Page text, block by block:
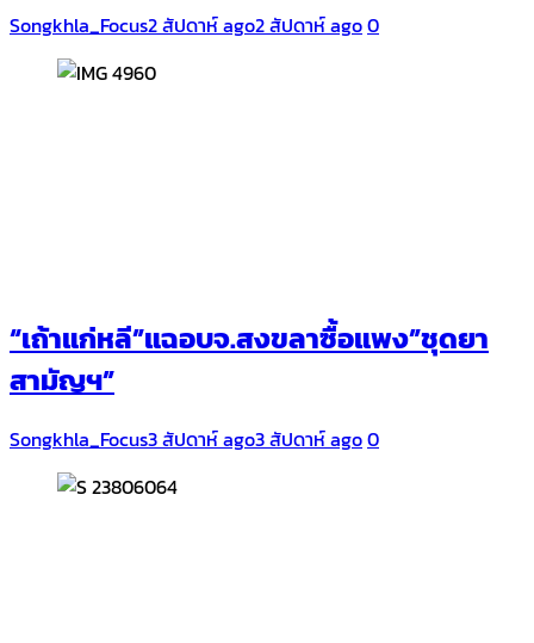
Songkhla_Focus2 สัปดาห์ ago2 สัปดาห์ ago0
“เถ้าแก่หลี”แฉอบจ.สงขลาซื้อแพง”ชุดยา
สามัญฯ”
Songkhla_Focus3 สัปดาห์ ago3 สัปดาห์ ago0